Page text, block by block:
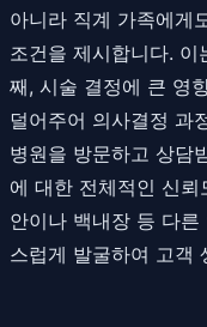
아니라 직계 가족에게
조건을 제시합니다.
째, 시술 결정에 큰 영
덜어주어 의사결정 과
병원을 방문하고 상담
에 대한 전체적인 신
안이나 백내장 등 다
스럽게 발굴하여 고객